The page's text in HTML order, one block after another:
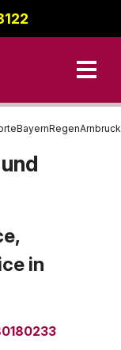
Iller
BayernRegenArnbruck
in